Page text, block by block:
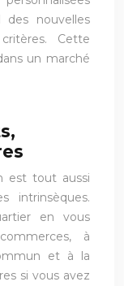
nouvelles
Cette
un marché
est tout aussi
intrinsèques.
en vous
à
et à la
si vous avez